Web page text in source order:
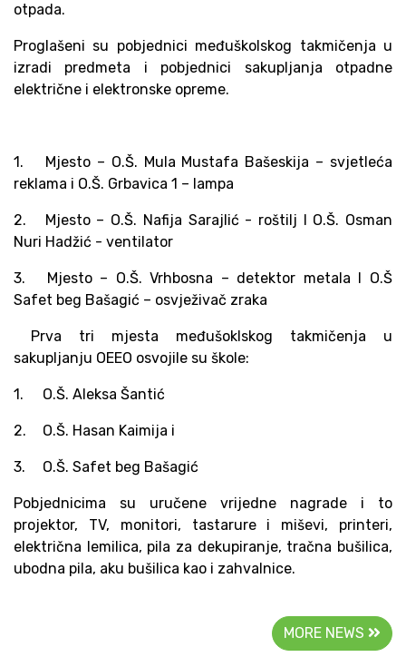
otpada.
Proglašeni su pobjednici međuškolskog takmičenja u
izradi predmeta i pobjednici sakupljanja otpadne
električne i elektronske opreme.
1.
Mjesto – O.Š. Mula Mustafa Bašeskija – svjetleća
reklama i O.Š. Grbavica 1 – lampa
2.
Mjesto – O.Š. Nafija Sarajlić - roštilj I O.Š. Osman
Nuri Hadžić - ventilator
3.
Mjesto – O.Š. Vrhbosna – detektor metala I O.Š
Safet beg Bašagić – osvježivač zraka
Prva tri mjesta međušoklskog takmičenja u
sakupljanju OEEO osvojile su škole:
1. O.Š. Aleksa Šantić
2. O.Š. Hasan Kaimija i
3. O.Š. Safet beg Bašagić
Pobjednicima su uručene vrijedne nagrade i to
projektor, TV, monitori, tastarure i miševi, printeri,
električna lemilica, pila za dekupiranje, tračna bušilica,
ubodna pila, aku bušilica kao i zahvalnice.
MORE NEWS